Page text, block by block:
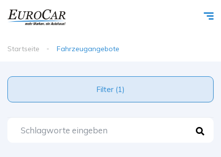
Startseite Fahrzeugangebote
Filter (1)